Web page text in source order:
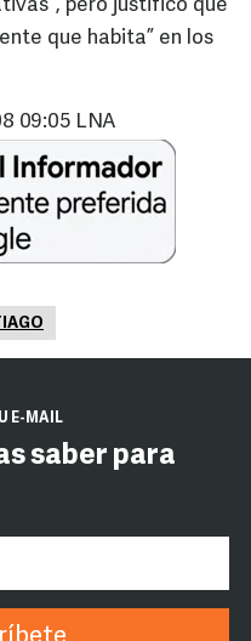
pero justificó que
que habita” en los
09:05 LNA
E-MAIL
saber para